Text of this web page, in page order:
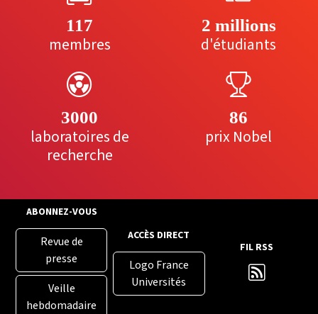
117
membres
2 millions
d'étudiants
3000
laboratoires de
recherche
86
prix Nobel
ABONNEZ-VOUS
Revue de
presse
Veille
hebdomadaire
ACCÈS DIRECT
Logo France
Universités
FIL RSS